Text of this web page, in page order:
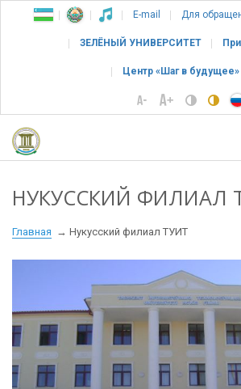
E-mail Для
ЗЕЛЁНЫЙ УНИВЕРСИТЕТ
Центр «Шаг в будущее»
НУКУССКИЙ ФИЛИАЛ
Главная Нукусский филиал ТУИТ